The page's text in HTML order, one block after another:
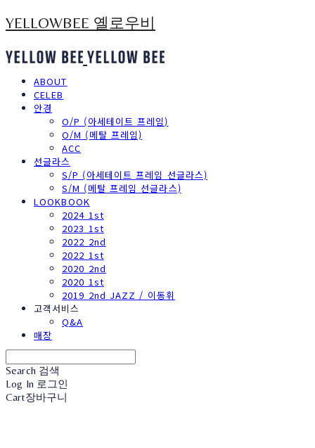
YELLOWBEE 옐로우비
ABOUT
CELEB
안경
O/P (아세테이트 프레임)
O/M (메탈 프레임)
ACC
선글라스
S/P (아세테이트 프레임 선글라스)
S/M (메탈 프레임 선글라스)
LOOKBOOK
2024 1st
2023 1st
2022 2nd
2022 1st
2020 2nd
2020 1st
2019 2nd JAZZ / 이동휘
고객서비스
Q&A
매장
Search 검색
Log In 로그인
Cart장바구니